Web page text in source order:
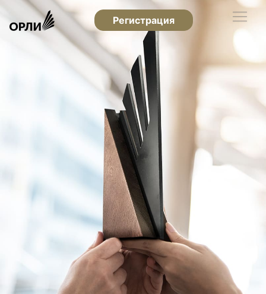
Регистрация